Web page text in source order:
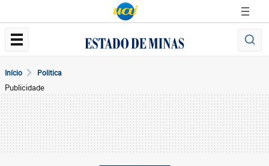
Início Politica
Publicidade